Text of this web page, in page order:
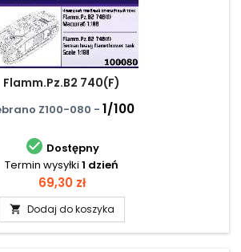
Flamm.Pz.B2 740(F)
Z100-080 - 1/100
 Dostępny
Termin wysyłki 1 dzień
Cena
69,30 zł
 Dodaj do koszyka